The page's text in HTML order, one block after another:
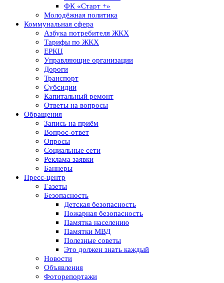
ФК «Старт +»
Молодёжная политика
Коммунальная сфера
Азбука потребителя ЖКХ
Тарифы по ЖКХ
ЕРКЦ
Управляющие организации
Дороги
Транспорт
Субсидии
Капитальный ремонт
Ответы на вопросы
Обращения
Запись на приём
Вопрос-ответ
Опросы
Социальные сети
Реклама заявки
Баннеры
Пресс-центр
Газеты
Безопасность
Детская безопасность
Пожарная безопасность
Памятка населению
Памятки МВД
Полезные советы
Это должен знать каждый
Новости
Объявления
Фоторепортажи